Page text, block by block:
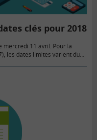
clés pour 2018
mercredi 11 avril. Pour la
les dates limites varient du